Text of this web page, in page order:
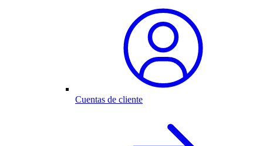
Cuentas de cliente